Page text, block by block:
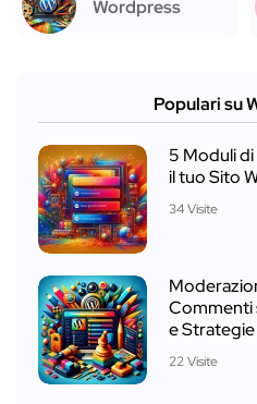
Wordpress
Populari su
5 Moduli
il tuo Sito
34 Visite
Commenti
e Strategie
22 Visite